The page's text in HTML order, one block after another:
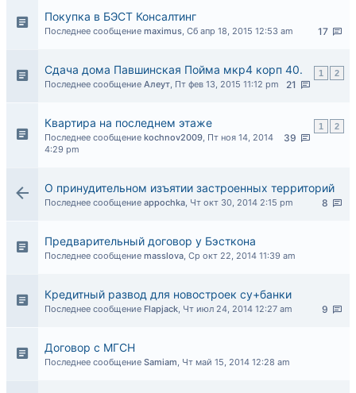
Покупка в БЭСТ Консалтинг
17
Последнее сообщение maximus, Сб апр 18, 2015 12:53 am
Сдача дома Павшинская Пойма мкр4 корп 40. 1 2
21
Последнее сообщение Алеут, Пт фев 13, 2015 11:12 pm
Квартира на последнем этаже 1 2
39
Последнее сообщение kochnov2009, Пт ноя 14, 2014
4:29 pm
О принудительном изъятии застроенных территорий
8
Последнее сообщение appochka, Чт окт 30, 2014 2:15 pm
Предварительный договор у Бэсткона
Последнее сообщение masslova, Ср окт 22, 2014 11:39 am
Кредитный развод для новостроек су+банки
9
Последнее сообщение Flapjack, Чт июл 24, 2014 12:27 am
Договор с МГСН
Последнее сообщение Samiam, Чт май 15, 2014 12:28 am